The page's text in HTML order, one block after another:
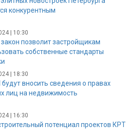
конкурентным
| 10:30
позволит застройщикам
собственные стандарты
| 18:30
будут вносить сведения о правах
лиц на недвижимость
| 16:30
потенциал проектов КРТ